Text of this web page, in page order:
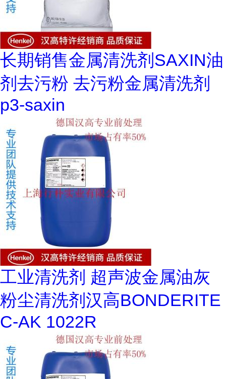
长期销售金属清洗剂SAXIN油
剂去污粉 去污粉金属清洗剂
p3-saxin
工业清洗剂 超声波金属油灰
粉尘清洗剂汉高BONDERITE
C-AK 1022R